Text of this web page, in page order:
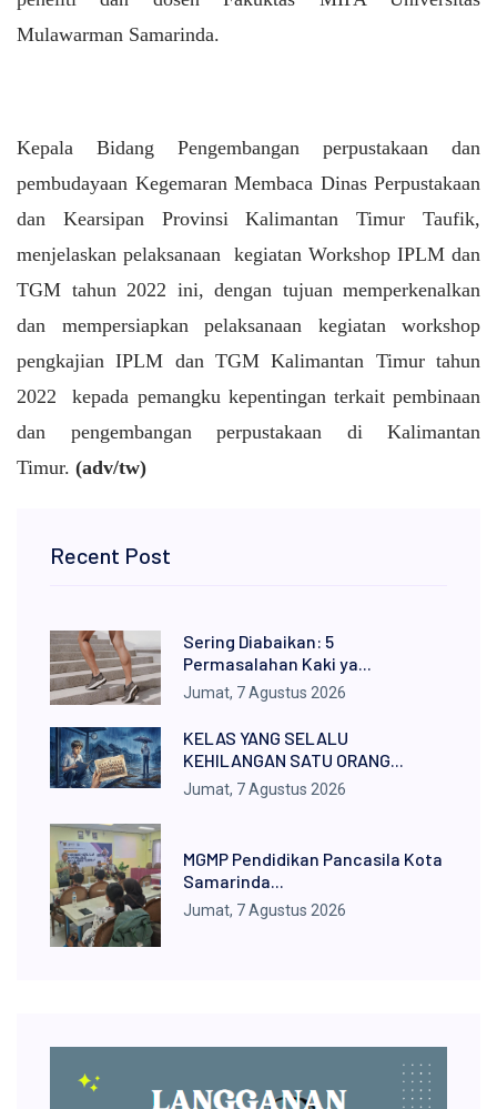
Mulawarman Samarinda.
Kepala Bidang Pengembangan perpustakaan dan
pembudayaan Kegemaran Membaca Dinas Perpustakaan
dan Kearsipan Provinsi Kalimantan Timur Taufik,
menjelaskan pelaksanaan kegiatan Workshop IPLM dan
TGM tahun 2022 ini, dengan tujuan memperkenalkan
dan mempersiapkan pelaksanaan kegiatan workshop
pengkajian IPLM dan TGM Kalimantan Timur tahun
2022 kepada pemangku kepentingan terkait pembinaan
dan pengembangan perpustakaan di Kalimantan
Timur. (adv/tw)
Recent Post
Sering Diabaikan: 5
Permasalahan Kaki ya...
Jumat, 7 Agustus 2026
KELAS YANG SELALU
KEHILANGAN SATU ORANG...
Jumat, 7 Agustus 2026
MGMP Pendidikan Pancasila Kota
Samarinda...
Jumat, 7 Agustus 2026